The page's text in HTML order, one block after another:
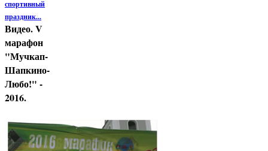
спортивный
праздник...
Видео. V
марафон
"Мучкап-
Шапкино-
Любо!" -
2016.